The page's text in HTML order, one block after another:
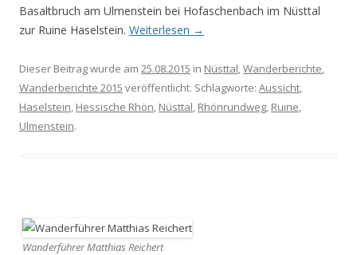
Basaltbruch am Ulmenstein bei Hofaschenbach im Nüsttal
zur Ruine Haselstein. Weiterlesen →
Dieser Beitrag wurde am 25.08.2015 in Nüsttal,Wanderberichte,
Wanderberichte 2015 veröffentlicht. Schlagworte: Aussicht,
Haselstein, Hessische Rhön, Nüsttal, Rhönrundweg, Ruine,
Ulmenstein.
Wanderführer Matthias Reichert